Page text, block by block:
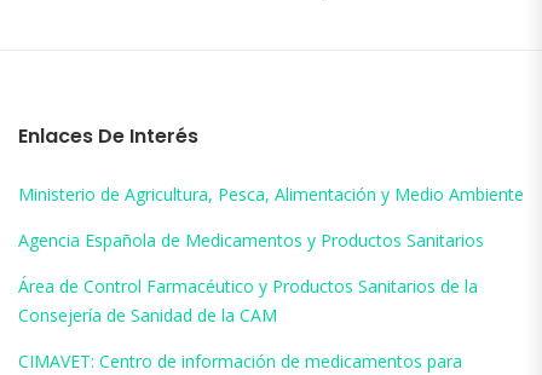
Enlaces De Interés
Ministerio de Agricultura, Pesca, Alimentación y Medio Ambiente
Agencia Española de Medicamentos y Productos Sanitarios
Área de Control Farmacéutico y Productos Sanitarios de la
Consejería de Sanidad de la CAM
CIMAVET: Centro de información de medicamentos para